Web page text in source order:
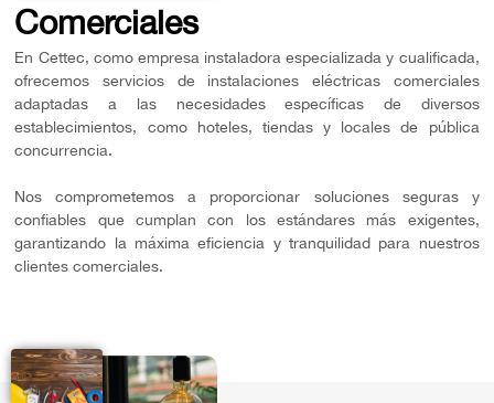
Comerciales
En Cettec, como empresa instaladora especializada y cualificada,
ofrecemos servicios de instalaciones eléctricas comerciales
adaptadas a las necesidades específicas de diversos
establecimientos, como hoteles, tiendas y locales de pública
concurrencia.
Nos comprometemos a proporcionar soluciones seguras y
confiables que cumplan con los estándares más exigentes,
garantizando la máxima eficiencia y tranquilidad para nuestros
clientes comerciales.